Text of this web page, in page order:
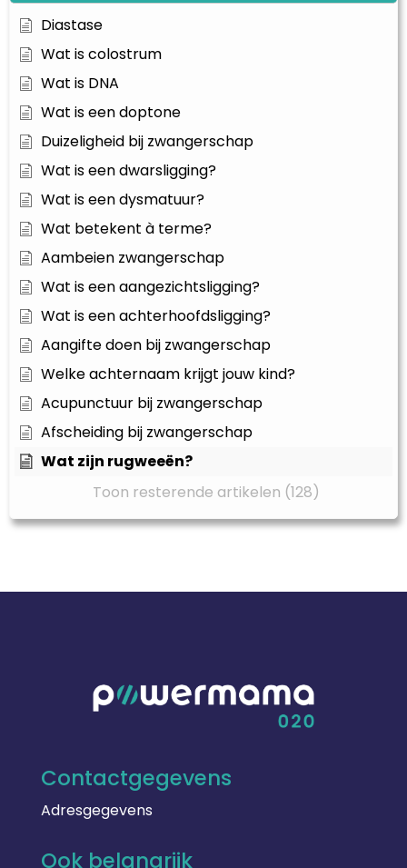
Diastase
Wat is colostrum
Wat is DNA
Wat is een doptone
Duizeligheid bij zwangerschap
Wat is een dwarsligging?
Wat is een dysmatuur?
Wat betekent à terme?
Aambeien zwangerschap
Wat is een aangezichtsligging?
Wat is een achterhoofdsligging?
Aangifte doen bij zwangerschap
Welke achternaam krijgt jouw kind?
Acupunctuur bij zwangerschap
Afscheiding bij zwangerschap
Wat zijn rugweeën?
Toon resterende artikelen (128)
Contactgegevens
Adresgegevens
Ook belangrijk